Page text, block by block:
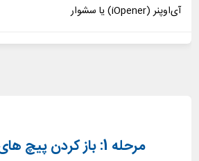
آی‌اوپنر (iOpener) یا سشوار
مرحله 1: باز کردن پیچ های لبه زیرین